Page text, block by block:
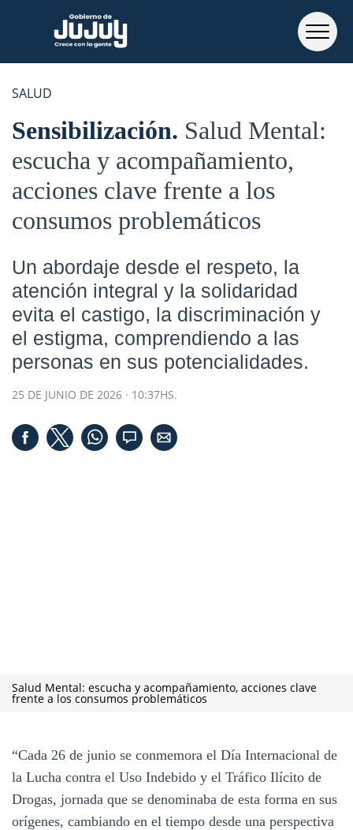
SALUD
Sensibilización Salud Mental:
escucha y acompañamiento,
acciones clave frente a los
consumos problemáticos
Un abordaje desde el respeto, la
atención integral y la solidaridad
evita el castigo, la discriminación y
el estigma, comprendiendo a las
personas en sus potencialidades.
25 DE JUNIO DE 2026 · 10:37HS.
Salud Mental: escucha y acompañamiento, acciones clave
frente a los consumos problemáticos
“Cada 26 de junio se conmemora el Día Internacional de
la Lucha contra el Uso Indebido y el Tráfico Ilícito de
Drogas, jornada que se denominaba de esta forma en sus
orígenes, cambiando en el tiempo desde una perspectiva